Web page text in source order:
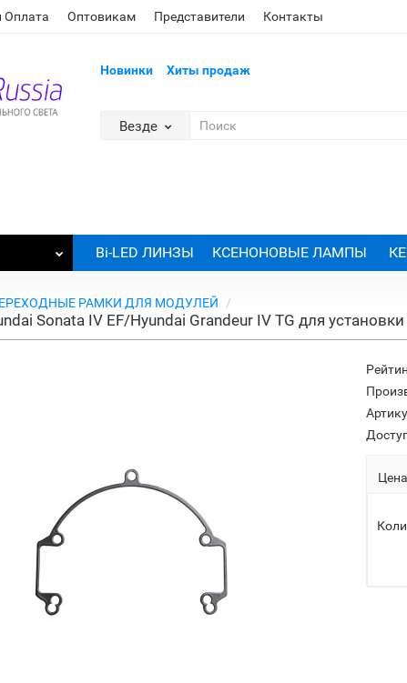
Оплата Оптовикам Представители Контакты
Новинки Хиты продаж
Везде
Bi-LED ЛИНЗЫ КСЕНОНОВЫЕ ЛАМПЫ
РАМКИ ДЛЯ МОДУЛЕЙ
Sonata IV EF/Hyundai Grandeur IV TG для